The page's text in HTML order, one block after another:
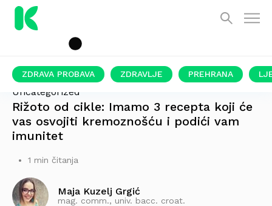
ZDRAVA PROBAVA ZDRAVLJE PREHRANA
Uncategorized
Rižoto od cikle: Imamo 3 recepta koji će
vas osvojiti kremoznošću i podići vam
imunitet
1 min čitanja
Maja Kuzelj Grgić
mag. comm., univ. bacc. croat.